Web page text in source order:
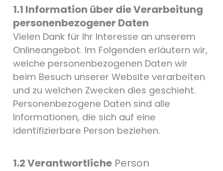
1.1 Information über die Verarbeitung
personenbezogener Daten
Vielen Dank für Ihr Interesse an unserem
Onlineangebot. Im Folgenden erläutern wir,
welche personenbezogenen Daten wir
beim Besuch unserer Website verarbeiten
und zu welchen Zwecken dies geschieht.
Personenbezogene Daten sind alle
Informationen, die sich auf eine
identifizierbare Person beziehen.
1.2 Verantwortliche Person